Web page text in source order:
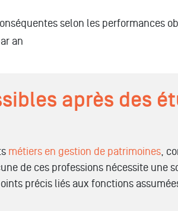
selon les performances
an
après des
métiers en gestion de patrimoines,
de ces professions nécessite une
précis liés aux fonctions